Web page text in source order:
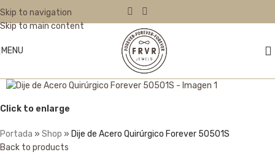
Skip to navigation
Skip to main content
MENU
Click to enlarge
Portada » Shop » Dije de Acero Quirúrgico Forever 50501S
Back to products